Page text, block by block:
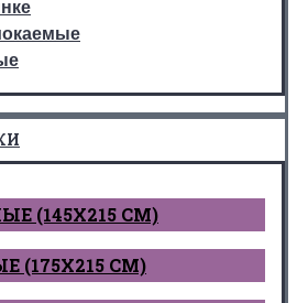
(145Х215 СМ)
(175Х215 СМ)